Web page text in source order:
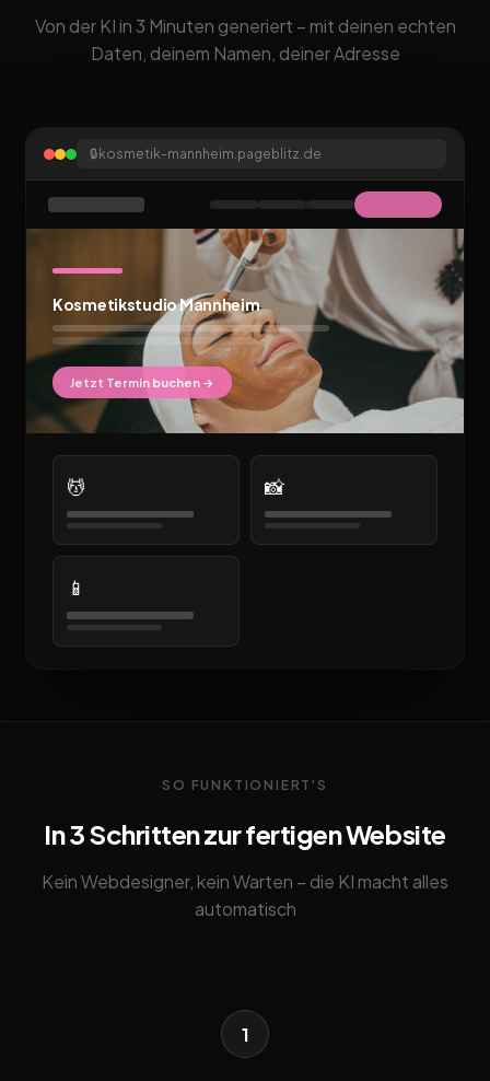
Von der KI in 3 Minuten generiert – mit deinen echten
Daten, deinem Namen, deiner Adresse
🔒 kosmetik-mannheim.pageblitz.de
Kosmetikstudio Mannheim
Jetzt Termin buchen →
💆 📸
📱
SO FUNKTIONIERT'S
In 3 Schritten zur fertigen Website
Kein Webdesigner, kein Warten – die KI macht alles
automatisch
1